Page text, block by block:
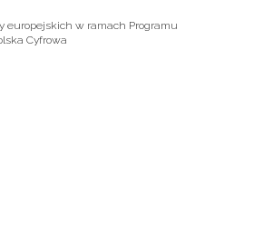
europejskich w ramach Programu
Cyfrowa